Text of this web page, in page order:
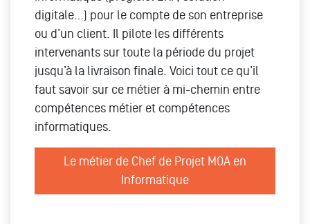
digitale…) pour le compte de son entreprise
ou d’un client. Il pilote les différents
intervenants sur toute la période du projet
jusqu’à la livraison finale. Voici tout ce qu’il
faut savoir sur ce métier à mi-chemin entre
compétences métier et compétences
informatiques.
Le métier de Chef de Projet MOA en
Informatique